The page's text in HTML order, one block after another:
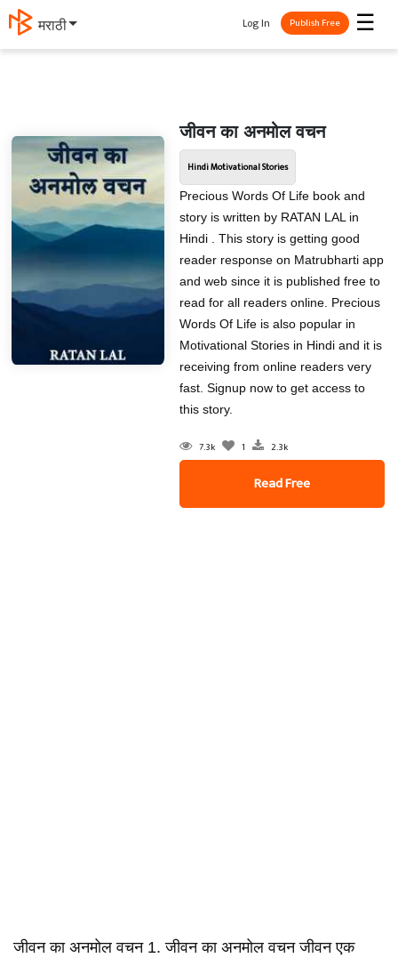
मराठी ☰
Log In Publish Free
जीवन का अनमोल वचन
Hindi Motivational Stories
Precious Words Of Life book and
story is written by RATAN LAL in
Hindi . This story is getting good
reader response on Matrubharti app
and web since it is published free to
read for all readers online. Precious
Words Of Life is also popular in
Motivational Stories in Hindi and it is
receiving from online readers very
fast. Signup now to get access to
this story.
7.3k 1 2.3k
Read Free
जीवन का अनमोल वचन 1. जीवन का अनमोल वचन जीवन एक